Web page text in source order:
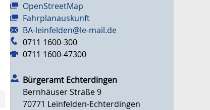
OpenStreetMap
Fahrplanauskunft
BA-leinfelden@le-mail.de
0711 1600-300
0711 1600-47300
Bürgeramt Echterdingen
Bernhäuser Straße 9
70771 Leinfelden-Echterdingen